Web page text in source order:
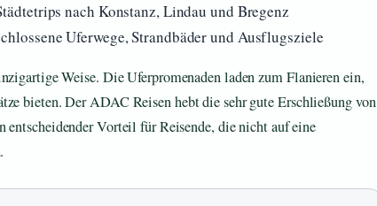
nach Konstanz, Lindau und Bregenz
Uferwege, Strandbäder und Ausflugsziele
Weise. Die Uferpromenaden laden zum Flanieren ein,
bieten. Der ADAC Reisen hebt die sehr gute Erschließung von
Vorteil für Reisende, die nicht auf eine